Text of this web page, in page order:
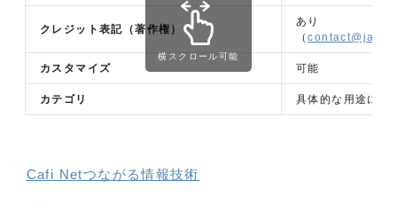
クレジット表記（著作権）
あり
（
カスタマイズ 可能
カテゴリ 具体的な用途にカ
横スクロール可能
Cafi Netつながる情報技術